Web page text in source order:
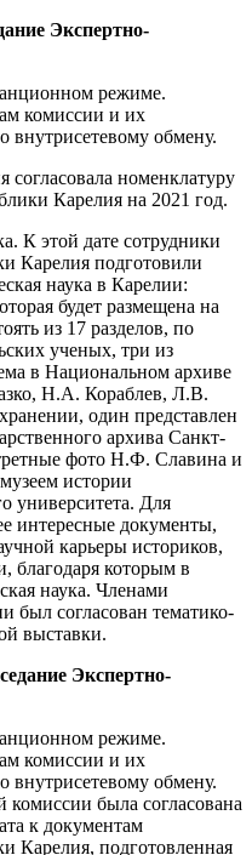
Экспертно-
режиме.
комиссии и их
внутрисетевому обмену.
согласовала номенклатуру
Карелия на 2021 год.
К этой дате сотрудники
Карелия подготовили
наука в Карелии:
будет размещена на
из 17 разделов, по
ученых, три из
в Национальном архиве
Н.А. Кораблев, Л.В.
один представлен
архива Санкт-
фото Н.Ф. Славина и
истории
университета. Для
интересные документы,
карьеры историков,
благодаря которым в
наука. Членами
был согласован тематико-
выставки.
Экспертно-
режиме.
комиссии и их
внутрисетевому обмену.
была согласована
к документам
Карелия, подготовленная